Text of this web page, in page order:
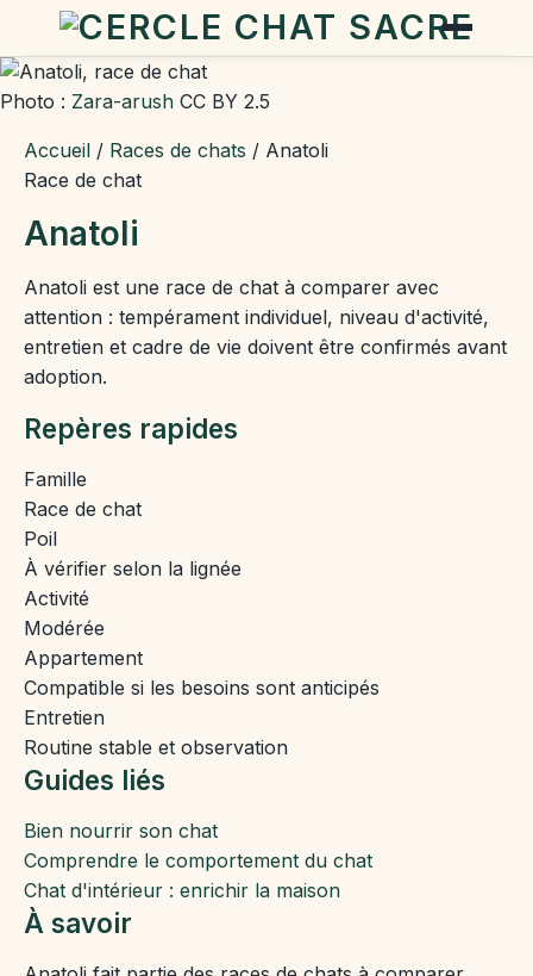
Photo : Zara-arush CC BY 2.5
Accueil / Races de chats / Anatoli
Race de chat
Anatoli
Anatoli est une race de chat à comparer avec
attention : tempérament individuel, niveau d'activité,
entretien et cadre de vie doivent être confirmés avant
adoption.
Repères rapides
Famille
Race de chat
Poil
À vérifier selon la lignée
Activité
Modérée
Appartement
Compatible si les besoins sont anticipés
Entretien
Routine stable et observation
Guides liés
Bien nourrir son chat
Comprendre le comportement du chat
Chat d'intérieur : enrichir la maison
À savoir